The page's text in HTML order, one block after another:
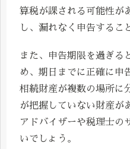
算税が課される可能性が
し、漏れなく申告するこ
また、申告期限を過ぎる
め、期日までに正確に申
相続財産が複数の場所に
が把握していない財産が
アドバイザーや税理士の
いでしょう。